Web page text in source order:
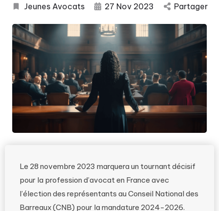
Jeunes Avocats
27 Nov 2023 Partager
Le 28 novembre 2023 marquera un tournant décisif
pour la profession d’avocat en France avec
l’élection des représentants au Conseil National des
Barreaux (CNB) pour la mandature 2024-2026.